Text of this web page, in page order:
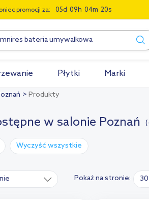
promocji za: 05 09 04 19
Płytki Marki
Produkty
w salonie Poznań
Wyczyść wszystkie
Pokaż na stronie: 30